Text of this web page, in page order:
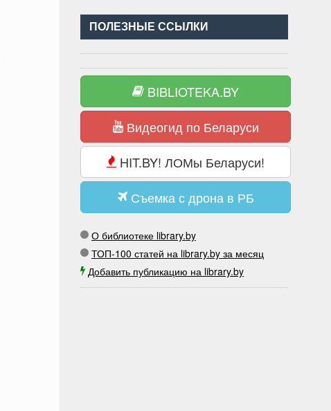
ПОЛЕЗНЫЕ ССЫЛКИ
BIBLIOTEKA.BY
Видеогид по Беларуси
HIT.BY! ЛОМы Беларуси!
Съемка с дрона в РБ
О библиотеке library.by
ТОП-100 статей на library.by за месяц
Добавить публикацию на library.by